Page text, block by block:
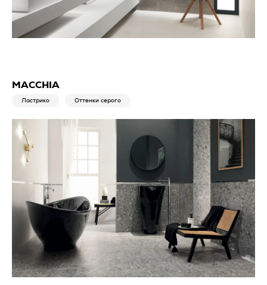
MACCHIA
Ластрико Оттенки серого